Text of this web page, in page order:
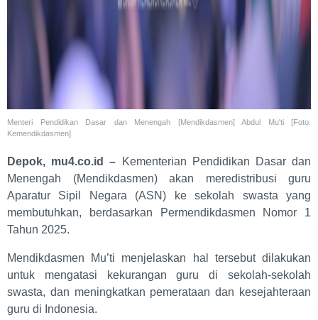
Menteri Pendidikan Dasar dan Menengah [Mendikdasmen] Abdul Mu'ti [Foto:
Kemendikdasmen]
Depok, mu4.co.id – Kementerian Pendidikan Dasar dan
Menengah (Mendikdasmen) akan meredistribusi guru
Aparatur Sipil Negara (ASN) ke sekolah swasta yang
membutuhkan, berdasarkan Permendikdasmen Nomor 1
Tahun 2025.
Mendikdasmen Mu’ti menjelaskan hal tersebut dilakukan
untuk mengatasi kekurangan guru di sekolah-sekolah
swasta, dan meningkatkan pemerataan dan kesejahteraan
guru di Indonesia.